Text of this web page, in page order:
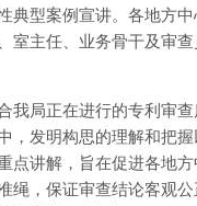
典型案例宣讲。各地方
室主任、业务骨干及审
局正在进行的专利审查
，发明构思的理解和把握
点讲解，旨在促进各地
绳，保证审查结论客观